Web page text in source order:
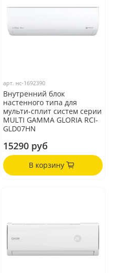
арт. нс-1692390
Внутренний блок
настенного типа для
мульти-сплит систем серии
MULTI GAMMA GLORIA RCI-
GLD07HN
15290 руб
В корзину